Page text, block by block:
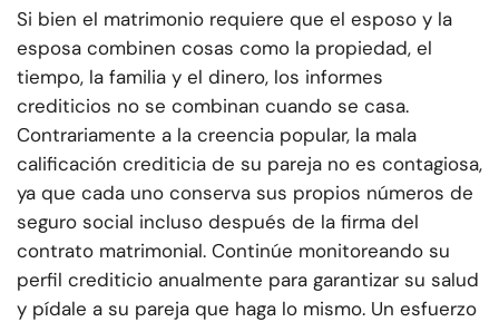
Si bien el matrimonio requiere que el esposo y la
esposa combinen cosas como la propiedad, el
tiempo, la familia y el dinero, los informes
crediticios no se combinan cuando se casa.
Contrariamente a la creencia popular, la mala
calificación crediticia de su pareja no es contagiosa,
ya que cada uno conserva sus propios números de
seguro social incluso después de la firma del
contrato matrimonial. Continúe monitoreando su
perfil crediticio anualmente para garantizar su salud
y pídale a su pareja que haga lo mismo. Un esfuerzo